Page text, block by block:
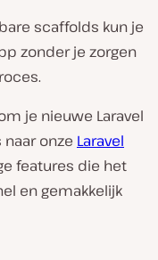
scaffolds kun je
zonder je zorgen
je nieuwe Laravel
onze Laravel
features die het
en gemakkelijk